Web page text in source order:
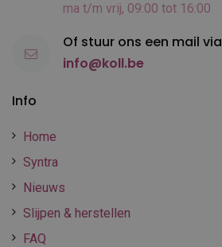
Info
Home
Syntra
Nieuws
Slijpen & herstellen
FAQ
ma t/m vrij, 09:00 tot 16:00
Of stuur ons een mail via
info@koll.be